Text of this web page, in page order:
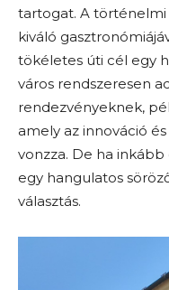
tartogat. A történelmi
kiváló
tökéletes úti cél egy
város rendszeresen
rendezvényeknek,
amely az innováció
vonzza. De ha
egy hangulatos
választás.